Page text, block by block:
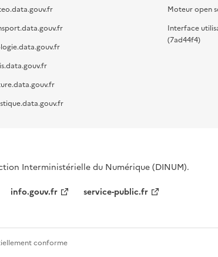
Moteur open
Interface
(7ad44f4)
Interministérielle du Numérique (DINUM).
info.gouv.fr service-public.fr
conforme